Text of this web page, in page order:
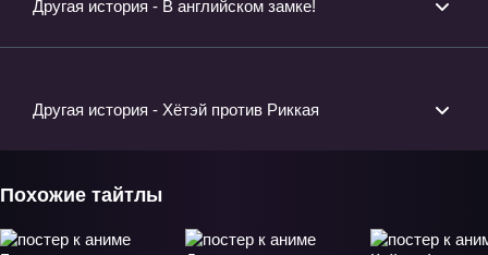
Другая история - В английском замке!
Другая история - Хётэй против Риккая
Похожие тайтлы